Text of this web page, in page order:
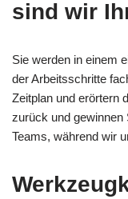
sind wir
Sie werden in einem
der Arbeitsschritte
Zeitplan und erörtern
zurück und gewinnen
Teams, während wir